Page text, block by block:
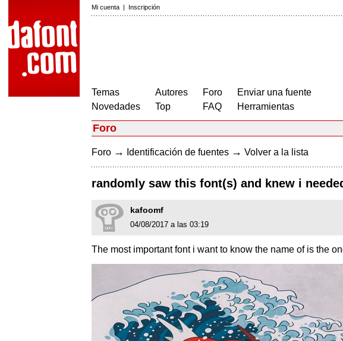
Mi cuenta | Inscripción
Temas
Novedades
Autores
Top
Foro
FAQ
Enviar una fuente
Herramientas
Foro
Foro → Identificación de fuentes → Volver a la lista
randomly saw this font(s) and knew i
kafoomf
04/08/2017 a las 03:19
The most important font i want to know the name of is the